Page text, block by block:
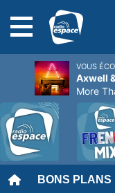
BONS PLANS
VOUS
Axwell
More